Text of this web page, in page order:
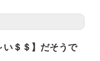
＄＄】だそうで